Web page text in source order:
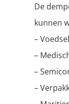
De
kunnen
–
–
–
–